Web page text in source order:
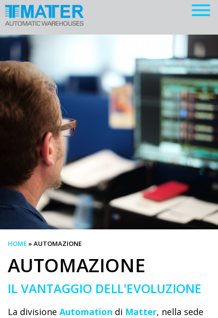
HOME » AUTOMAZIONE
AUTOMAZIONE
IL VANTAGGIO DELL'EVOLUZIONE
La divisione Automation di Matter, nella sede